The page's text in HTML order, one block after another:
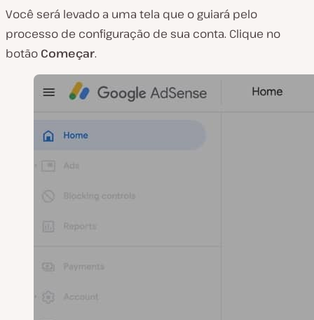
Você será levado a uma tela que o guiará pelo
processo de configuração de sua conta. Clique no
botão Começar.